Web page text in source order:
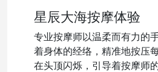
星辰大海按摩体验
专业按摩师以温柔而有力的
着身体的经络，精准地按压
在头顶闪烁，引导着按摩师